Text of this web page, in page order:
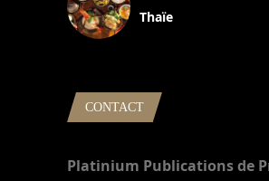
Thaïe
CONTACT
Platinium Publications de